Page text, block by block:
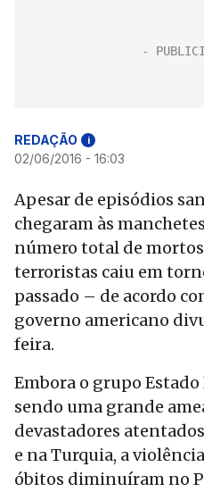
REDAÇÃO i
02/06/2016 - 16:03
Apesar de episódios
chegaram às
número total de
terroristas caiu em
passado – de acordo
governo americano
feira.
Embora o grupo
sendo uma grande
devastadores
e na Turquia, a
óbitos diminuíram no